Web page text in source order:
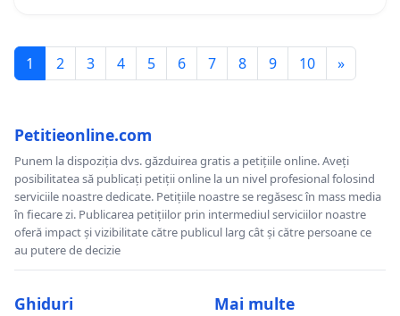
1 2 3 4 5 6 7 8 9 10 »
Petitieonline.com
Punem la dispoziția dvs. găzduirea gratis a petițiile online. Aveți
posibilitatea să publicați petiții online la un nivel profesional folosind
serviciile noastre dedicate. Petițiile noastre se regăsesc în mass media
în fiecare zi. Publicarea petițiilor prin intermediul serviciilor noastre
oferă impact și vizibilitate către publicul larg cât și către persoane ce
au putere de decizie
Ghiduri Mai multe